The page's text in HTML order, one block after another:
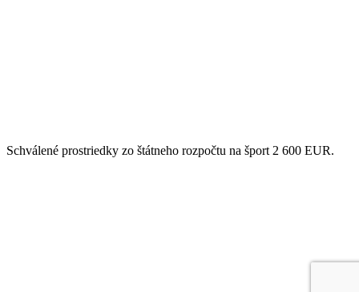
Schválené prostriedky zo štátneho rozpočtu na šport 2 600 EUR.